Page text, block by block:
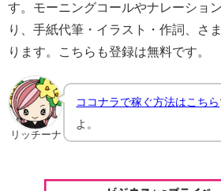
す。モーニングコールやナレーショ
り、手紙代筆・イラスト・作詞、さ
ります。こちらも登録は無料です。
リッチーナ
ココナラで稼ぐ方法はこちら
よ。